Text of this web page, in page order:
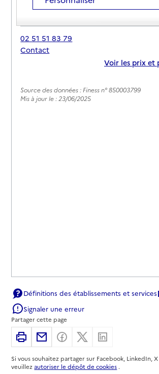
85200-Doix lès Fontaines
02 51 51 83 79
Contact
Voir les prix et
Source des données : Finess n° 850003799
Mis à jour le : 23/06/2025
Définitions des établissements et services
Signaler une erreur
Partager cette page
ImprimerPartager par email
Partager sur Facebook
Partager sur X
Si vous souhaitez partager sur Facebook, LinkedIn,
veuillezautoriser le dépôt de cookies .